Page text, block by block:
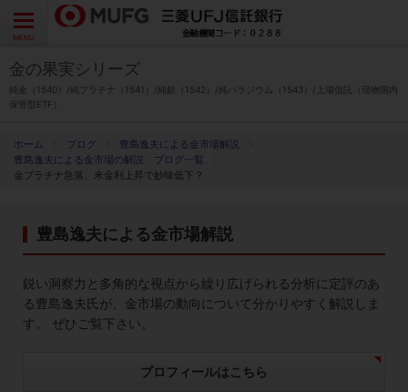
CLOSE
MENU
ブログ
豊島逸夫による金市場解説
豊島逸夫による金市場の解説 ブログ一覧
金プラチナ急落、米金利上昇で妙味低下？
豊島逸夫による金市場解説
鋭い洞察力と多角的な視点から繰り広げられる分析に定評のあ
る豊島逸夫氏が、金市場の動向について分かりやすく解説しま
す。 ぜひご覧下さい。
プロフィールはこちら
金の果実シリーズ
純金（1540）/純プラチナ（1541）/純銀（1542）/純パラジウム（1543）/上場信託（現物国内
保管型ETF）
金の果実シリーズとは
特徴とメリット
各種お手続き
ブログ
よくあるご質問 お問い合わせ